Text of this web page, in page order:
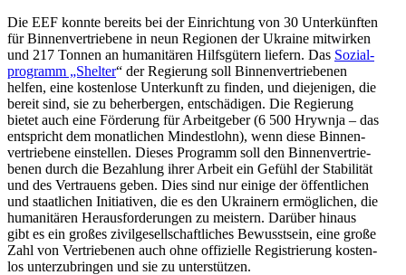
Die EEF konnte bereits bei der Ein­rich­tung von 30 Unter­künf­ten
für Bin­nen­ver­trie­bene in neun Regio­nen der Ukraine mit­wir­ken
und 217 Tonnen an huma­ni­tä­ren Hilfs­gü­tern liefern. Das Sozi­al­
pro­gramm „Shelter“ der Regie­rung soll Bin­nen­ver­trie­be­nen
helfen, eine kos­ten­lose Unter­kunft zu finden, und die­je­ni­gen, die
bereit sind, sie zu beher­ber­gen, ent­schä­di­gen. Die Regie­rung
bietet auch eine För­de­rung für Arbeit­ge­ber (6 500 Hrywnja – das
ent­spricht dem monat­li­chen Min­dest­lohn), wenn diese Bin­nen­
ver­trie­bene ein­stel­len. Dieses Pro­gramm soll den Bin­nen­ver­trie­
be­nen durch die Bezah­lung ihrer Arbeit ein Gefühl der Sta­bi­li­tät
und des Ver­trau­ens geben. Dies sind nur einige der öffent­li­chen
und staat­li­chen Initia­ti­ven, die es den Ukrai­nern ermög­li­chen, die
huma­ni­tä­ren Her­aus­for­de­run­gen zu meis­tern. Darüber hinaus
gibt es ein großes zivil­ge­sell­schaft­li­ches Bewusst­sein, eine große
Zahl von Ver­trie­be­nen auch ohne offi­zi­elle Regis­trie­rung kos­ten­
los unter­zu­brin­gen und sie zu unterstützen.